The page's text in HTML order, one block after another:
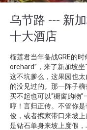
乌节路 --- 新
十大酒店
榴莲君当年备战GRE的
orchard”，来了新加坡坐
这不坑爹么，这果园也
的没见过的。那一阵子
买不起也可以“橱窗购物
哼！言归正传。不管你
俊，或者携家带口来坡
是钻石单身来坡上度假